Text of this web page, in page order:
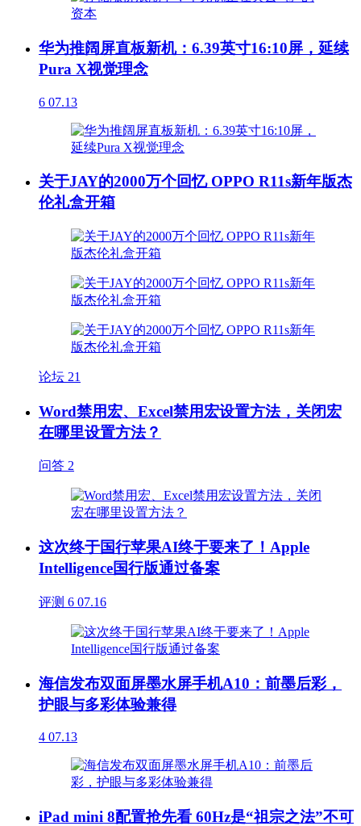
华为推阔屏直板新机：6.39英寸16:10屏，延续
Pura X视觉理念
6 07.13
关于JAY的2000万个回忆 OPPO R11s新年版杰
伦礼盒开箱
论坛 21
Word禁用宏、Excel禁用宏设置方法，关闭宏
在哪里设置方法？
问答 2
这次终于国行苹果AI终于要来了！Apple
Intelligence国行版通过备案
评测 6 07.16
海信发布双面屏墨水屏手机A10：前墨后彩，
护眼与多彩体验兼得
4 07.13
iPad mini 8配置抢先看 60Hz是“祖宗之法”不可